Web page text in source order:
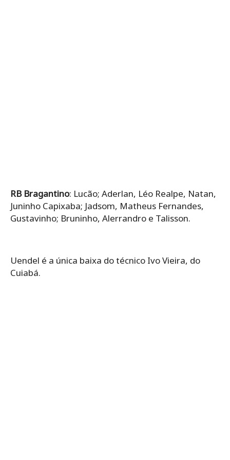
RB Bragantino: Lucão; Aderlan, Léo Realpe, Natan,
Juninho Capixaba; Jadsom, Matheus Fernandes,
Gustavinho; Bruninho, Alerrandro e Talisson.
Uendel é a única baixa do técnico Ivo Vieira, do
Cuiabá.